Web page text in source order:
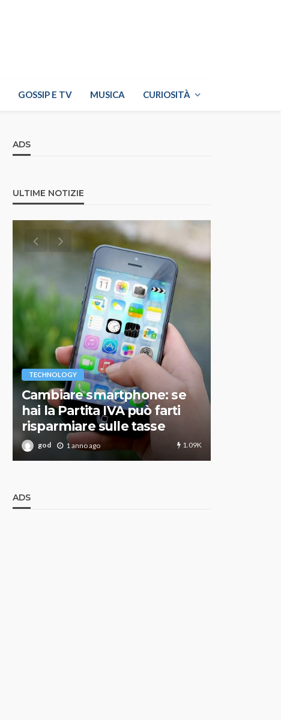
GOSSIP E TV MUSICA CURIOSITÀ
ADS
ULTIME NOTIZIE
TECHNOLOGY
Cambiare smartphone: se
hai la Partita IVA può farti
risparmiare sulle tasse
god 1 anno ago 1.09K
ADS